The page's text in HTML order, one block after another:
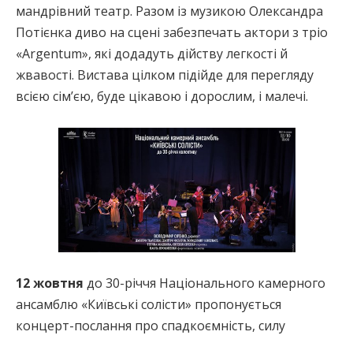
мандрівний театр. Разом із музикою Олександра
Потієнка диво на сцені забезпечать актори з тріо
«Argentum», які додадуть дійству легкості й
жвавості. Вистава цілком підійде для перегляду
всією сімʼєю, буде цікавою і дорослим, і малечі.
12 жовтня до 30-річчя Національного камерного
ансамблю «Київські солісти» пропонується
концерт-послання про спадкоємність, силу